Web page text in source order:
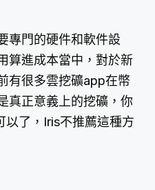
專門的硬件和軟件設
算進成本當中，對於新
有很多雲挖礦app在幣
真正意義上的挖礦，你
以了，Iris不推薦這種方